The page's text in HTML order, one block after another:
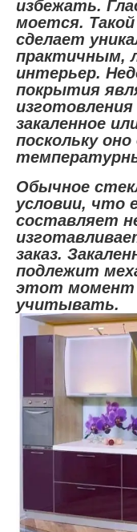
избежать.
моется.
сделает
практичным,
интерьер.
покрытия
закаленное
поскольку
Обычное
условии, что
составляет
заказ.
подлежит
этот момент
учитывать.